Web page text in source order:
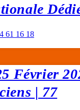
61 16 18
Février
| 77